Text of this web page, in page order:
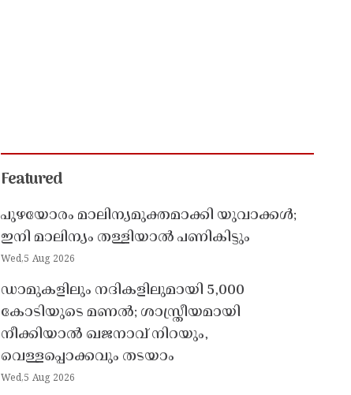
Featured
പുഴയോരം മാലിന്യമുക്തമാക്കി യുവാക്കൾ;
ഇനി മാലിന്യം തള്ളിയാൽ പണികിട്ടും
Wed,5 Aug 2026
ഡാമുകളിലും നദികളിലുമായി 5,000
കോടിയുടെ മണൽ; ശാസ്ത്രീയമായി
നീക്കിയാൽ ഖജനാവ് നിറയും,
വെള്ളപ്പൊക്കവും തടയാം
Wed,5 Aug 2026